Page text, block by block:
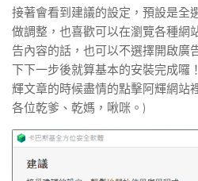
接著會看到建議的設定，預設是全
做調整，也喜歡可以在瀏覽各種網
告內容的話，也可以不選擇開啟廣
下下一步後就算基本的安裝完成囉
輝文章的時候盡情的點擊阿輝網站
各位乾爹、乾媽，啾咪。)